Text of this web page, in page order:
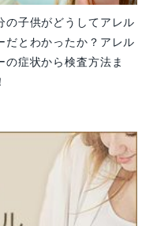
の子供がどうしてアレル
だとわかったか？アレル
の症状から検査方法ま